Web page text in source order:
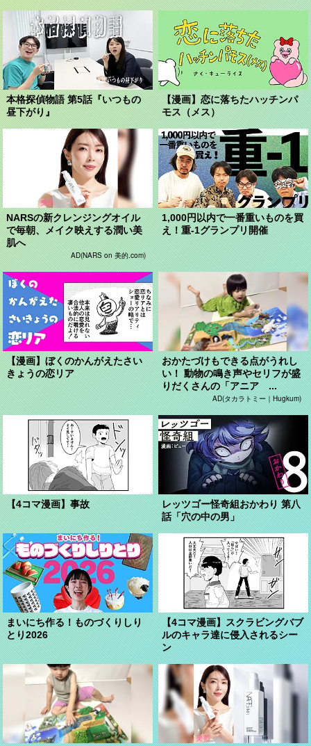
本格探偵物語 第5話『いつもの
昼下がり』
【漫画】恋に落ちたハッチンパ
モス（メス）
NARSの新クレンジングオイル
で毎朝、メイク映えする潤い美
肌へ
AD(NARS on 美的.com)
1,000円以内で一番重いものを買
え！重-1グランプリ開催
【漫画】ぼくのかんがえたさい
きょうの恋リア
おかたづけもできる点がうれし
い！ 動物の鳴き声やセリフが盛
りだくさんの「アニア ...
AD(タカラトミー｜Hugkum)
【4コマ漫画】事故
レッツゴー怪奇組おかわり 第八
話「穴の中の男」
まいにち作る！ものづくりしり
とり2026
【4コマ漫画】スクラビングバブ
ルのキャラ達に侵入されるシー
ン